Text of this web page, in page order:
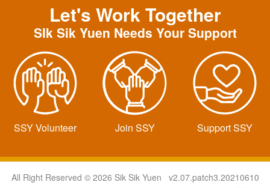
Let's Work Together
SIk Sik Yuen Needs Your Support
SSY Volunteer Join SSY Support SSY
All Right Reserved © 2026 Sik Sik Yuen v2.07.patch3.20210610